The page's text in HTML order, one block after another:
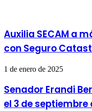
Auxilia SECAM a
con Seguro
1 de enero de 2025
Senador Erandi
el 3 de septiembre